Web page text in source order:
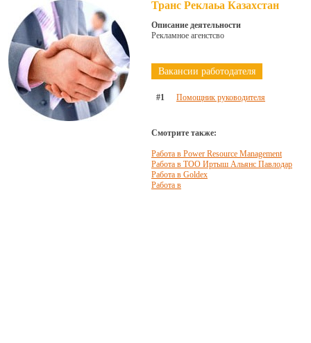
Транс Реклаьа Казахстан
Описание деятельности
Рекламное агенстсво
Вакансии работодателя
#1 Помощник руководителя
Смотрите также:
Работа в Power Resource Managеment
Работа в ТОО Иртыш Альянс Павлодар
Работа в Goldex
Работа в